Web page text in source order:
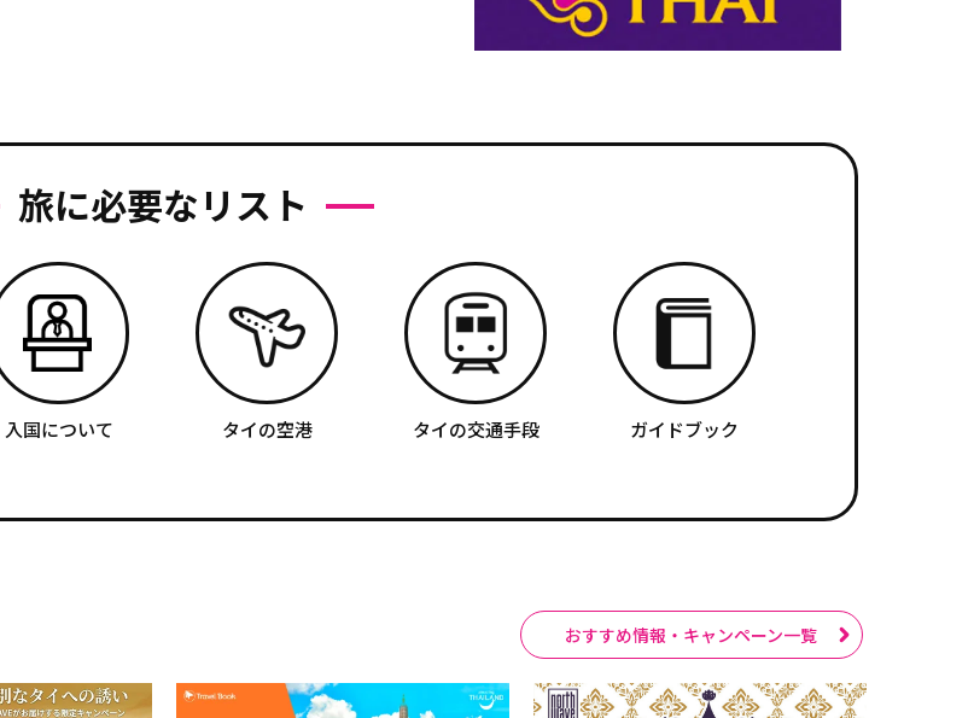
旅に必要なリスト
入国について タイの空港 タイの交通手段 ガイドブック
おすすめ情報・キャンペーン一覧